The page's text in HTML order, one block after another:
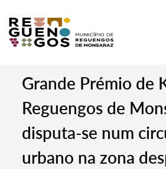
Grande Prémio de
Reguengos de
disputa-se num
urbano na zona